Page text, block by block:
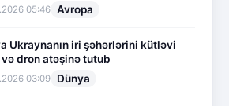
05:46 Avropa
Ukraynanın iri şəhərlərini kütləvi
dron atəşinə tutub
03:09 Dünya